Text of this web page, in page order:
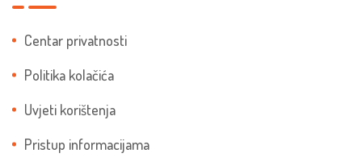
Centar privatnosti
Politika kolačića
Uvjeti korištenja
Pristup informacijama